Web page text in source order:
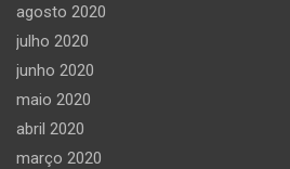
agosto 2020
julho 2020
junho 2020
maio 2020
abril 2020
março 2020